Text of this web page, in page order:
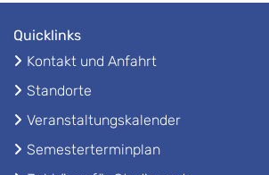
Quicklinks
Kontakt und Anfahrt
Standorte
Veranstaltungskalender
Semesterterminplan